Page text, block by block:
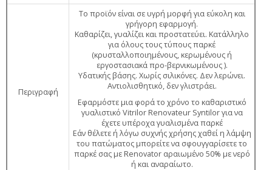
Περιγραφή
Το προϊόν είναι σε υγρή μορφή για εύκολη και
γρήγορη εφαρμογή.
Καθαρίζει, γυαλίζει και προστατεύει. Κατάλληλο
για όλους τους τύπους παρκέ
(κρυσταλλοποιημένους, κερωμένους ή
εργοστασιακά προ-βερνικωμένους ).
Υδατικής βάσης. Χωρίς σιλικόνες. Δεν λερώνει.
Αντιολισθητικό, δεν γλιστράει.
Εφαρμόστε μια φορά το χρόνο το καθαριστικό
γυαλιστικό Vitrilor Renovateur Syntilor για να
έχετε υπέροχα γυαλισμένα παρκέ
Εάν θέλετε ή λόγω συχνής χρήσης χαθεί η λάμψη
του πατώματος μπορείτε να σφουγγαρίσετε το
παρκέ σας με Renovator αραιωμένο 50% με νερό
ή και αναραίωτο.